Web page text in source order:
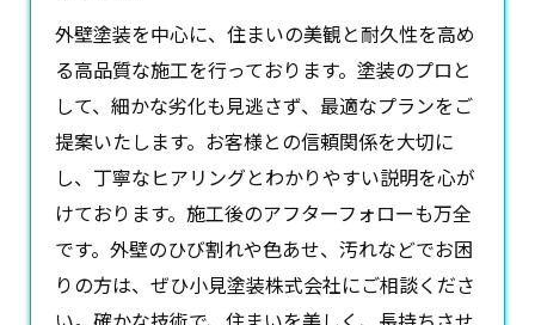
外壁塗装を中心に、住まいの美観と耐久性を高め
る高品質な施工を行っております。塗装のプロと
して、細かな劣化も見逃さず、最適なプランをご
提案いたします。お客様との信頼関係を大切に
し、丁寧なヒアリングとわかりやすい説明を心が
けております。施工後のアフターフォローも万全
です。外壁のひび割れや色あせ、汚れなどでお困
りの方は、ぜひ小見塗装株式会社にご相談くださ